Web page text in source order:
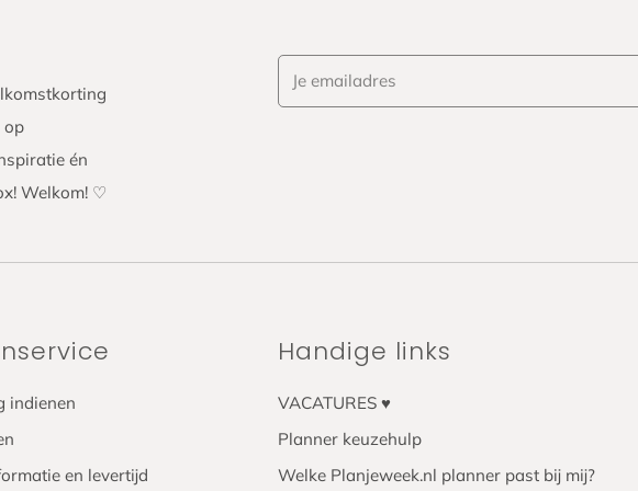
op
én
Welkom! ♡
indienen
en levertijd
Handige links
VACATURES ♥️
Planner keuzehulp
Welke Planjeweek.nl planner past bij mij?